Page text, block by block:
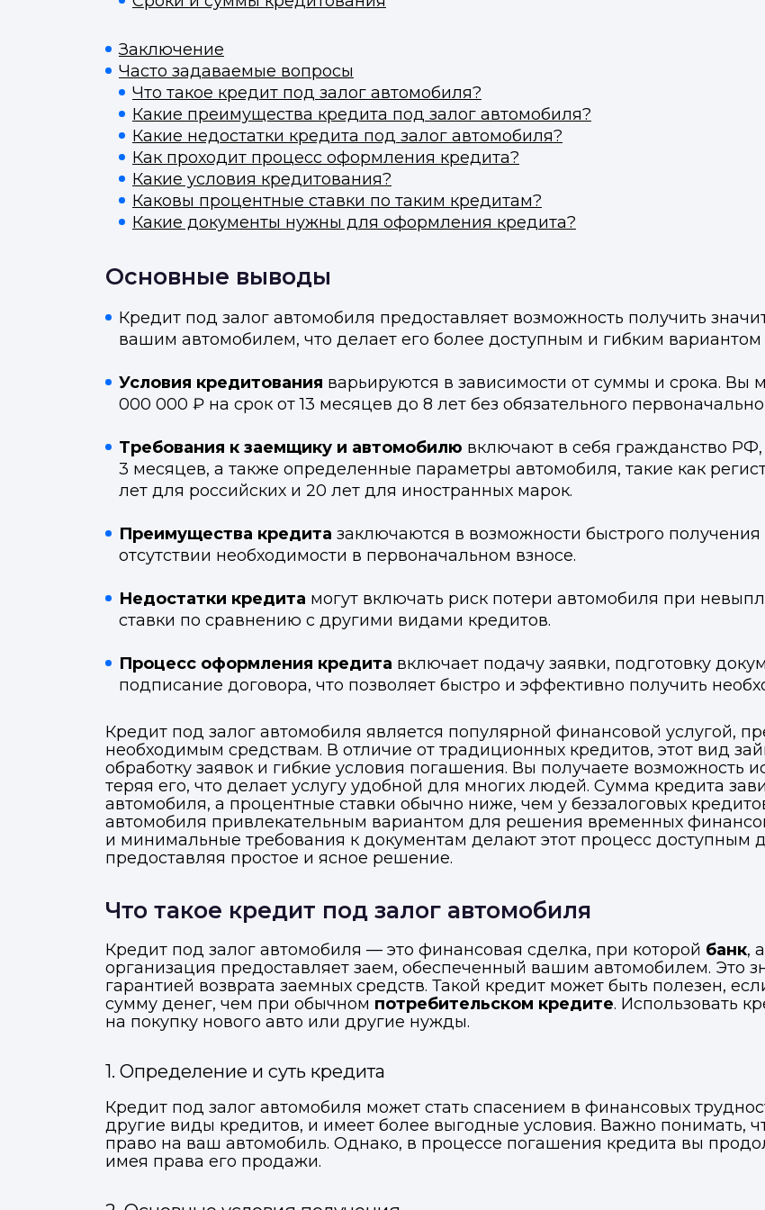
Отправить код
Войти в ЛК и заполнить форму
Войти в ЛК и заполнить форму
Заключение
Часто задаваемые вопросы
Что такое кредит под залог автомобиля?
Какие преимущества кредита под залог автомобиля?
Какие недостатки кредита под залог автомобиля?
Как проходит процесс оформления кредита?
Какие условия кредитования?
Каковы процентные ставки по таким кредитам?
Какие документы нужны для оформления кредита?
Основные выводы
Кредит под залог автомобиля предоставляет возможность получить
вашим автомобилем, что делает его более доступным и гибким
Условия кредитования варьируются в зависимости от суммы и срока. Вы
000 000 ₽ на срок от 13 месяцев до 8 лет без обязательного
Требования к заемщику и автомобилю включают в себя гражданство РФ,
3 месяцев, а также определенные параметры автомобиля, такие как
лет для российских и 20 лет для иностранных марок.
Преимущества кредита заключаются в возможности быстрого получения
отсутствии необходимости в первоначальном взносе.
Недостатки кредита могут включать риск потери автомобиля при
ставки по сравнению с другими видами кредитов.
Процесс оформления кредита включает подачу заявки, подготовку
подписание договора, что позволяет быстро и эффективно получить
Кредит под залог автомобиля является популярной финансовой услугой,
необходимым средствам. В отличие от традиционных кредитов, этот вид
обработку заявок и гибкие условия погашения. Вы получаете возможность
теряя его, что делает услугу удобной для многих людей. Сумма кредита
автомобиля, а процентные ставки обычно ниже, чем у беззалоговых
автомобиля привлекательным вариантом для решения временных
и минимальные требования к документам делают этот процесс доступным
предоставляя простое и ясное решение.
Что такое кредит под залог автомобиля
Кредит под залог автомобиля — это финансовая сделка, при которой банк,
организация предоставляет заем, обеспеченный вашим автомобилем. Это
гарантией возврата заемных средств. Такой кредит может быть полезен,
сумму денег, чем при обычном потребительском кредите. Использовать
на покупку нового авто или другие нужды.
1. Определение и суть кредита
Кредит под залог автомобиля может стать спасением в финансовых
другие виды кредитов, и имеет более выгодные условия. Важно понимать,
право на ваш автомобиль. Однако, в процессе погашения кредита вы
имея права его продажи.